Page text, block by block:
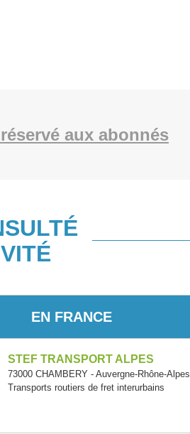
aux abonnés
EN FRANCE
STEF TRANSPORT ALPES
73000 CHAMBERY - Auvergne-Rhône-Alpes
Transports routiers de fret interurbains